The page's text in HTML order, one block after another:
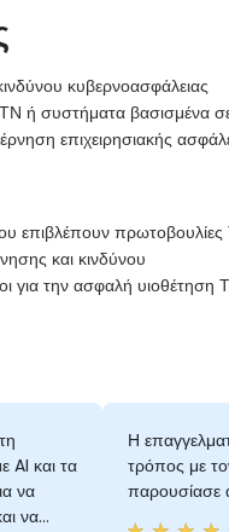
κυβερνοασφάλειας
ή συστήματα βασισμένα
επιχειρησιακής
επιβλέπουν
και κινδύνου
για την ασφαλή υιοθέτηση
AI και τα
να
να
Η
τρόπος με
παρουσίασε